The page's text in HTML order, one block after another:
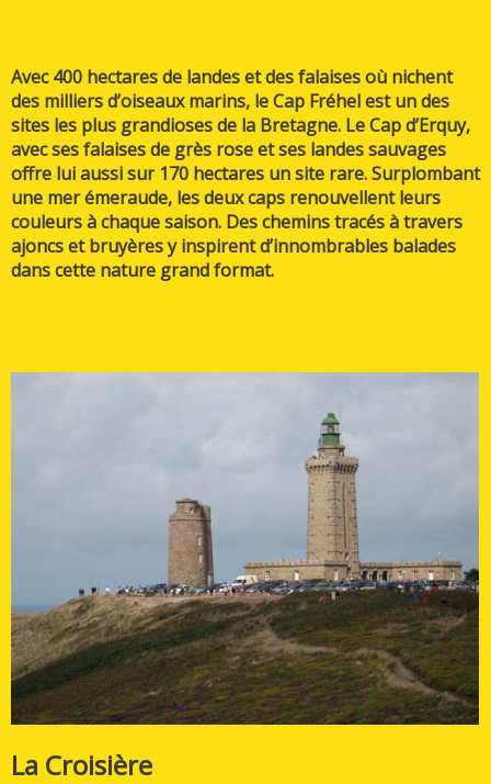
Avec 400 hectares de landes et des falaises où nichent
des milliers d’oiseaux marins, le Cap Fréhel est un des
sites les plus grandioses de la Bretagne. Le Cap d’Erquy,
avec ses falaises de grès rose et ses landes sauvages
offre lui aussi sur 170 hectares un site rare. Surplombant
une mer émeraude, les deux caps renouvellent leurs
couleurs à chaque saison. Des chemins tracés à travers
ajoncs et bruyères y inspirent d’innombrables balades
dans cette nature grand format.
La Croisière